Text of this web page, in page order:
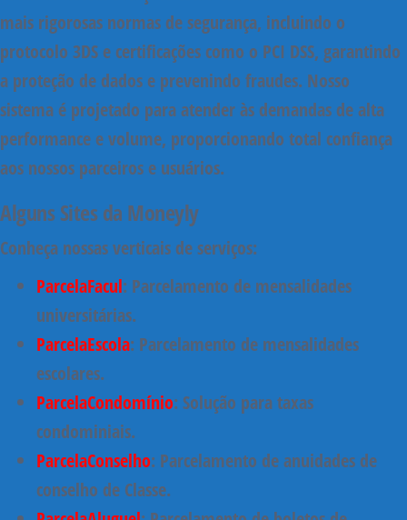
mais rigorosas normas de segurança, incluindo o
protocolo 3DS e certificações como o PCI DSS, garantindo
a proteção de dados e prevenindo fraudes. Nosso
sistema é projetado para atender às demandas de alta
performance e volume, proporcionando total confiança
aos nossos parceiros e usuários.
Alguns Sites da Moneyly
Conheça nossas verticais de serviços:
ParcelaFacul: Parcelamento de mensalidades
universitárias.
ParcelaEscola: Parcelamento de mensalidades
escolares.
ParcelaCondomínio: Solução para taxas
condominiais.
ParcelaConselho: Parcelamento de anuidades de
conselho de Classe.